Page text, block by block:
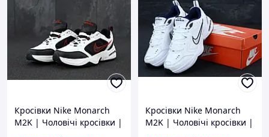
Кросівки Nike Monarch
M2K | Чоловічі кросівки |
Кросівки Nike Monarch
M2K | Чоловічі кросівки |